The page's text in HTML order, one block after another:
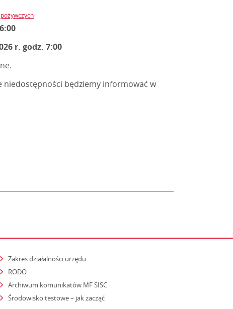
r. godz. 7:00
niedostępności będziemy informować w
Zakres działalności urzędu
RODO
Archiwum komunikatów MF SISC
Środowisko testowe – jak zacząćstrona otwiera się w nowym oknie